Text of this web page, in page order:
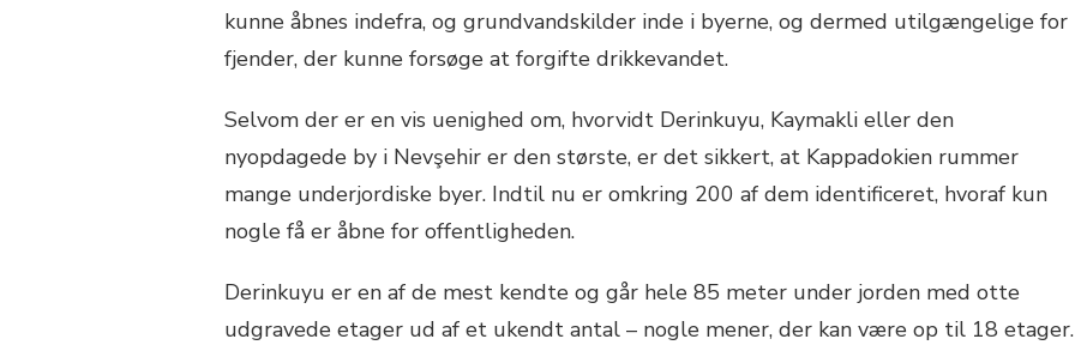
kunne åbnes indefra, og grundvandskilder inde i byerne, og dermed utilgængelige for
fjender, der kunne forsøge at forgifte drikkevandet.
Selvom der er en vis uenighed om, hvorvidt Derinkuyu, Kaymakli eller den
nyopdagede by i Nevşehir er den største, er det sikkert, at Kappadokien rummer
mange underjordiske byer. Indtil nu er omkring 200 af dem identificeret, hvoraf kun
nogle få er åbne for offentligheden.
Derinkuyu er en af de mest kendte og går hele 85 meter under jorden med otte
udgravede etager ud af et ukendt antal – nogle mener, der kan være op til 18 etager.